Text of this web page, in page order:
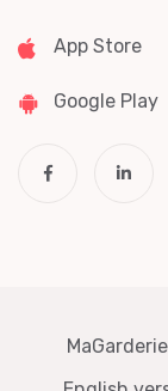
App Store
Google Play